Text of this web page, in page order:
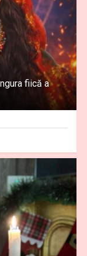
fiică a